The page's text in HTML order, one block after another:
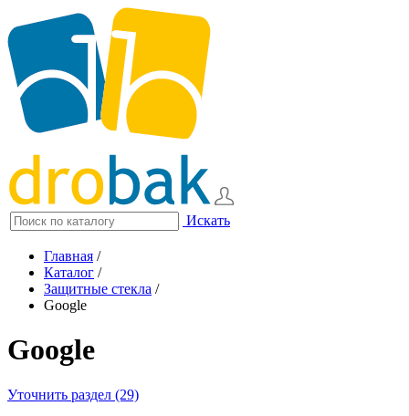
Искать
Главная /
Каталог /
Защитные стекла /
Google
Google
Уточнить раздел (29)